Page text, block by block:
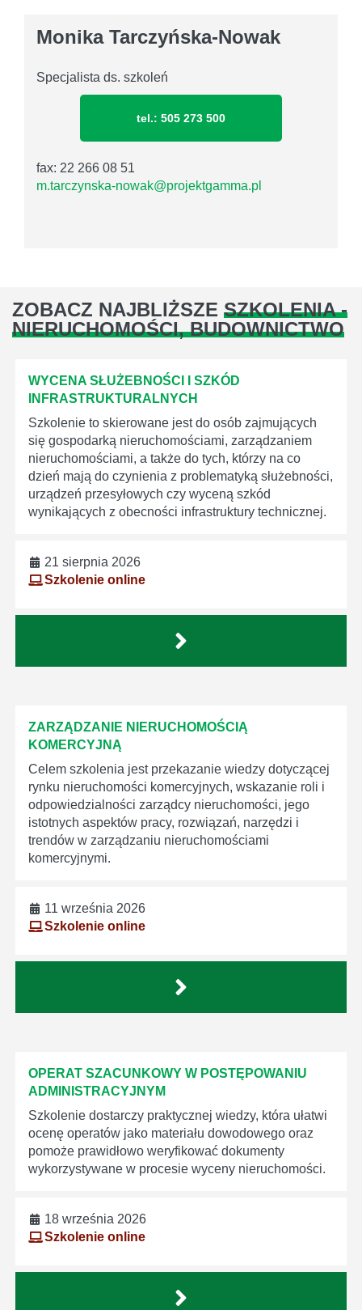
Monika Tarczyńska-Nowak
Specjalista ds. szkoleń
tel.: 505 273 500
fax: 22 266 08 51
m.tarczynska-nowak@projektgamma.pl
ZOBACZ NAJBLIŻSZE SZKOLENIA -
NIERUCHOMOŚCI, BUDOWNICTWO
WYCENA SŁUŻEBNOŚCI I SZKÓD
INFRASTRUKTURALNYCH
Szkolenie to skierowane jest do osób zajmujących
się gospodarką nieruchomościami, zarządzaniem
nieruchomościami, a także do tych, którzy na co
dzień mają do czynienia z problematyką służebności,
urządzeń przesyłowych czy wyceną szkód
wynikających z obecności infrastruktury technicznej.
21 sierpnia 2026
Szkolenie online
ZARZĄDZANIE NIERUCHOMOŚCIĄ
KOMERCYJNĄ
Celem szkolenia jest przekazanie wiedzy dotyczącej
rynku nieruchomości komercyjnych, wskazanie roli i
odpowiedzialności zarządcy nieruchomości, jego
istotnych aspektów pracy, rozwiązań, narzędzi i
trendów w zarządzaniu nieruchomościami
komercyjnymi.
11 września 2026
Szkolenie online
OPERAT SZACUNKOWY W POSTĘPOWANIU
ADMINISTRACYJNYM
Szkolenie dostarczy praktycznej wiedzy, która ułatwi
ocenę operatów jako materiału dowodowego oraz
pomoże prawidłowo weryfikować dokumenty
wykorzystywane w procesie wyceny nieruchomości.
18 września 2026
Szkolenie online